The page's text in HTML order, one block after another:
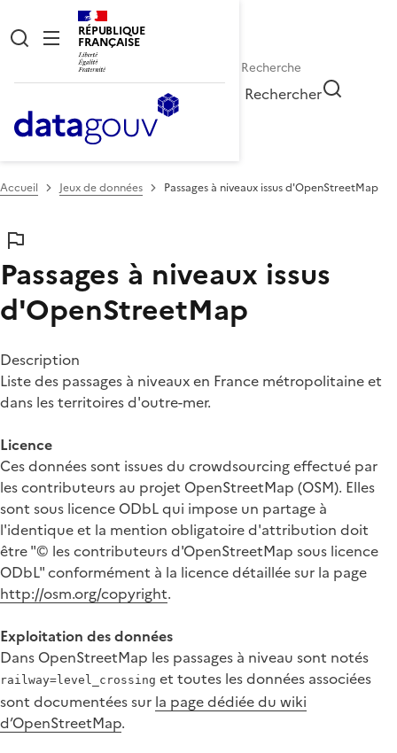
RÉPUBLIQUE
FRANÇAISE
Rechercher
Accueil Jeux de données Passages à niveaux issus d'OpenStreetMap
Passages à niveaux issus
d'OpenStreetMap
Description
Liste des passages à niveaux en France métropolitaine et
dans les territoires d'outre-mer.
Licence
Ces données sont issues du crowdsourcing effectué par
les contributeurs au projet OpenStreetMap (OSM). Elles
sont sous licence ODbL qui impose un partage à
l'identique et la mention obligatoire d'attribution doit
être "© les contributeurs d'OpenStreetMap sous licence
ODbL" conformément à la licence détaillée sur la page
http://osm.org/copyright.
Exploitation des données
Dans OpenStreetMap les passages à niveau sont notés
railway=level_crossing et toutes les données associées
sont documentées sur la page dédiée du wiki
d’OpenStreetMap.